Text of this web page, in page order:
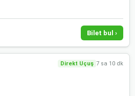
Bilet bul ›
Direkt Uçuş 7 sa 10 dk